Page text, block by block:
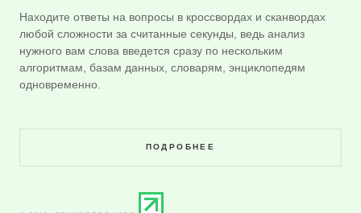
Находите ответы на вопросы в кроссвордах и сканвордах
любой сложности за считанные секунды, ведь анализ
нужного вам слова введется сразу по нескольким
алгоритмам, базам данных, словарям, энциклопедям
одновременно.
ПОДРОБНЕЕ